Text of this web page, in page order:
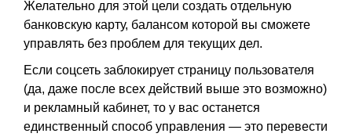
Желательно для этой цели создать отдельную
банковскую карту, балансом которой вы сможете
управлять без проблем для текущих дел.
Если соцсеть заблокирует страницу пользователя
(да, даже после всех действий выше это возможно)
и рекламный кабинет, то у вас останется
единственный способ управления — это перевести